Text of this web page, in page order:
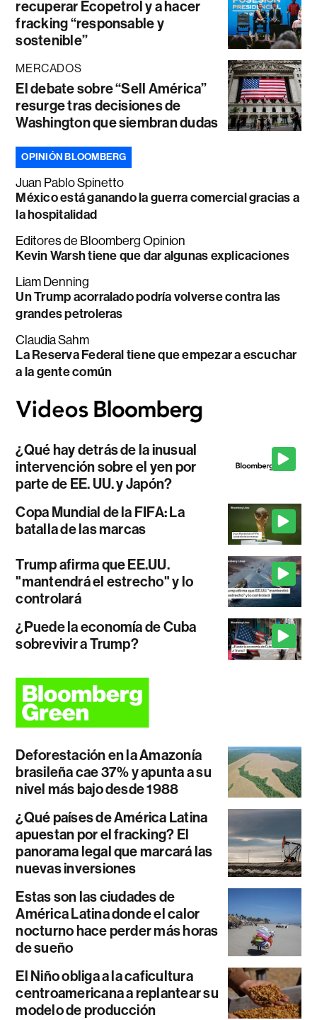
recuperar Ecopetrol y a hacer
fracking “responsable y
sostenible”
MERCADOS
El debate sobre “Sell América”
resurge tras decisiones de
Washington que siembran dudas
OPINIÓN BLOOMBERG
Juan Pablo Spinetto
México está ganando la guerra comercial gracias a
la hospitalidad
Editores de Bloomberg Opinion
Kevin Warsh tiene que dar algunas explicaciones
Liam Denning
Un Trump acorralado podría volverse contra las
grandes petroleras
Claudia Sahm
La Reserva Federal tiene que empezar a escuchar
a la gente común
¿Qué hay detrás de la inusual
intervención sobre el yen por
parte de EE. UU. y Japón?
Copa Mundial de la FIFA: La
batalla de las marcas
Trump afirma que EE.UU.
"mantendrá el estrecho" y lo
controlará
¿Puede la economía de Cuba
sobrevivir a Trump?
Deforestación en la Amazonía
brasileña cae 37% y apunta a su
nivel más bajo desde 1988
¿Qué países de América Latina
apuestan por el fracking? El
panorama legal que marcará las
nuevas inversiones
Estas son las ciudades de
América Latina donde el calor
nocturno hace perder más horas
de sueño
El Niño obliga a la caficultura
centroamericana a replantear su
modelo de producción